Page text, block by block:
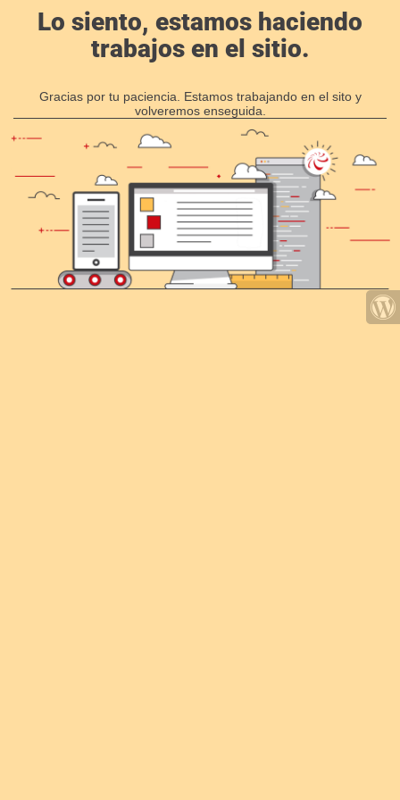
Lo siento, estamos haciendo
trabajos en el sitio.
Gracias por tu paciencia. Estamos trabajando en el sito y
volveremos enseguida.